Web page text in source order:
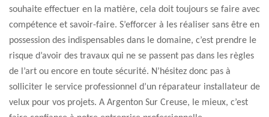
souhaite effectuer en la matière, cela doit toujours se faire avec
compétence et savoir-faire. S’efforcer à les réaliser sans être en
possession des indispensables dans le domaine, c’est prendre le
risque d’avoir des travaux qui ne se passent pas dans les règles
de l’art ou encore en toute sécurité. N’hésitez donc pas à
solliciter le service professionnel d’un réparateur installateur de
velux pour vos projets. A Argenton Sur Creuse, le mieux, c’est